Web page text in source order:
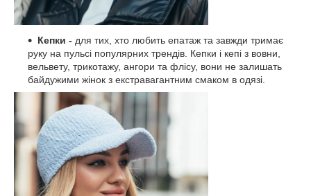
Кепки - для тих, хто любить епатаж та завжди тримає
руку на пульсі популярних трендів. Кепки і кепі з вовни,
вельвету, трикотажу, ангори та флісу, вони не залишать
байдужими жінок з екстравагантним смаком в одязі.